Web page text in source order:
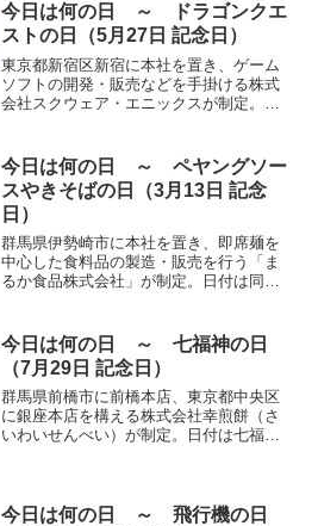
今日は何の日 ～ ドラゴンクエ
ストの日（5月27日 記念日）
東京都新宿区新宿に本社を置き、ゲーム
ソフトの開発・販売などを手掛ける株式
会社スクウェア・エニックスが制定。日
して初めて発売された1986年（昭和61
年）5月27日から。...
今日は何の日 ～ ペヤングソー
スやきそばの日（3月13日 記念
日）
群馬県伊勢崎市に本社を置き、即席麺を
中心した食料品の製造・販売を行う「ま
るか食品株式会社」が制定。日付は同社
売されたことから。「ペヤングソースや
きそば」をより多...
今日は何の日 ～ 七福神の日
（7月29日 記念日）
群馬県前橋市に前橋本店、東京都中央区
に銀座本店を構える株式会社幸煎餅（さ
いわいせんべい）が制定。日付は七福神
「七福神あられ」「...
今日は何の日 ～ 飛行機の日